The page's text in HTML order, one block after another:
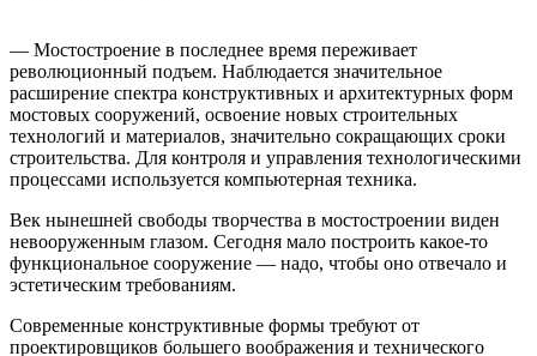
— Мостостроение в последнее время переживает
революционный подъем. Наблюдается значительное
расширение спектра конструктивных и архитектурных форм
мостовых сооружений, освоение новых строительных
технологий и материалов, значительно сокращающих сроки
строительства. Для контроля и управления технологическими
процессами используется компьютерная техника.
Век нынешней свободы творчества в мостостроении виден
невооруженным глазом. Сегодня мало построить какое-то
функциональное сооружение — надо, чтобы оно отвечало и
эстетическим требованиям.
Современные конструктивные формы требуют от
проектировщиков большего воображения и технического